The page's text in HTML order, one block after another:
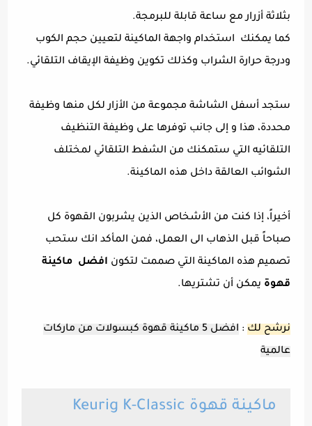
بثلاثة أزرار مع ساعة قابلة للبرمجة.
كما يمكنك استخدام واجهة الماكينة لتعيين حجم الكوب
ودرجة حرارة الشراب وكذلك تكوين وظيفة الإيقاف التلقائي.
ستجد أسفل الشاشة مجموعة من الأزار لكل منها وظيفة
محددة، هذا و إلى جانب توفرها على وظيفة التنظيف
التلقائيه التي ستمكنك من الشفط التلقائي لمختلف
الشوائب العالقة داخل هذه الماكينة.
أخيراً، إذا كنت من الأشخاص الذين يشربون القهوة كل
صباحاً قبل الذهاب الى العمل، فمن المأكد انك ستحب
تصميم هذه الماكينة التي صممت لتكون افضل ماكينة
قهوة يمكن أن تشتريها.
نرشح لك :
افضل 5 ماكينة قهوة كبسولات من ماركات
عالمية
ماكينة قهوة Keurig K-Classic